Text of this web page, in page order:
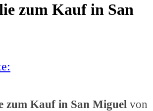
zum Kauf in San
zum Kauf in San Miguel von